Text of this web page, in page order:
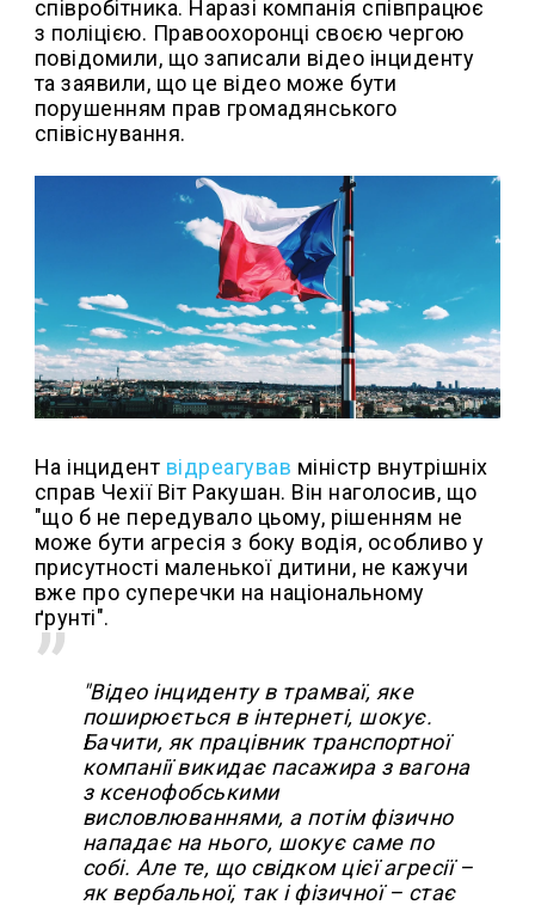
співробітника. Наразі компанія співпрацює
з поліцією. Правоохоронці своєю чергою
повідомили, що записали відео інциденту
та заявили, що це відео може бути
порушенням прав громадянського
співіснування.
На інцидент відреагував міністр внутрішніх
справ Чехії Віт Ракушан. Він наголосив, що
"що б не передувало цьому, рішенням не
може бути агресія з боку водія, особливо у
присутності маленької дитини, не кажучи
вже про суперечки на національному
ґрунті".
"Відео інциденту в трамваї, яке
поширюється в інтернеті, шокує.
Бачити, як працівник транспортної
компанії викидає пасажира з вагона
з ксенофобськими
висловлюваннями, а потім фізично
нападає на нього, шокує саме по
собі. Але те, що свідком цієї агресії –
як вербальної, так і фізичної – стає